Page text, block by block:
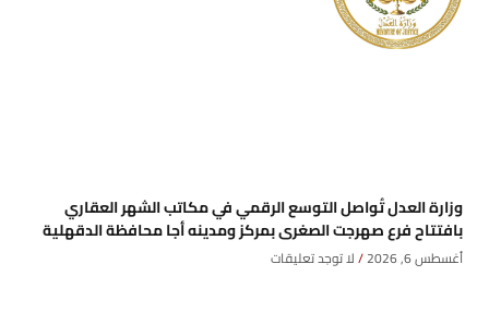
وزارة العدل تُواصل التوسع الرقمي في مكاتب الشهر العقاري
بافتتاح فرع صهرجت الصغرى بمركز ومدينه أجا محافظة الدقهلية
أغسطس 6, 2026 لا توجد تعليقات